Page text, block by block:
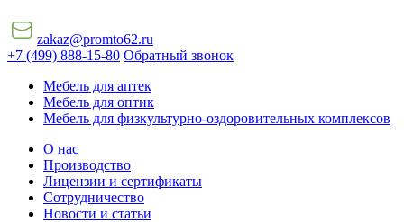
zakaz@promto62.ru
+7 (499) 888-15-80 Обратный звонок
Мебель для аптек
Мебель для оптик
Мебель для физкультурно-оздоровительных комплексов
О нас
Производство
Лицензии и сертификаты
Сотрудничество
Новости и статьи